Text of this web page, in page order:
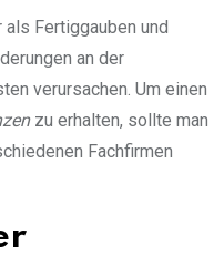
Fertiggauben und
an der
verursachen. Um einen
zu erhalten, sollte man
Fachfirmen